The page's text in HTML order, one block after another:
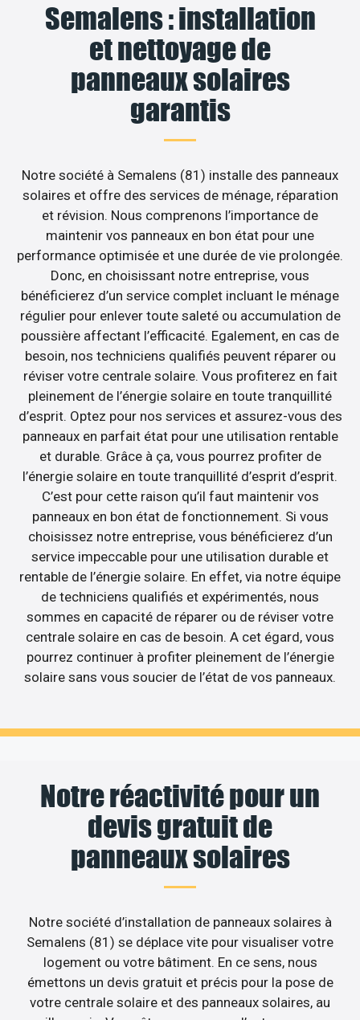
Semalens : installation
et nettoyage de
panneaux solaires
garantis
Notre société à Semalens (81) installe des panneaux
solaires et offre des services de ménage, réparation
et révision. Nous comprenons l’importance de
maintenir vos panneaux en bon état pour une
performance optimisée et une durée de vie prolongée.
Donc, en choisissant notre entreprise, vous
bénéficierez d’un service complet incluant le ménage
régulier pour enlever toute saleté ou accumulation de
poussière affectant l’efficacité. Egalement, en cas de
besoin, nos techniciens qualifiés peuvent réparer ou
réviser votre centrale solaire. Vous profiterez en fait
pleinement de l’énergie solaire en toute tranquillité
d’esprit. Optez pour nos services et assurez-vous des
panneaux en parfait état pour une utilisation rentable
et durable. Grâce à ça, vous pourrez profiter de
l’énergie solaire en toute tranquillité d’esprit d’esprit.
C’est pour cette raison qu’il faut maintenir vos
panneaux en bon état de fonctionnement. Si vous
choisissez notre entreprise, vous bénéficierez d’un
service impeccable pour une utilisation durable et
rentable de l’énergie solaire. En effet, via notre équipe
de techniciens qualifiés et expérimentés, nous
sommes en capacité de réparer ou de réviser votre
centrale solaire en cas de besoin. A cet égard, vous
pourrez continuer à profiter pleinement de l’énergie
solaire sans vous soucier de l’état de vos panneaux.
Notre réactivité pour un
devis gratuit de
panneaux solaires
Notre société d’installation de panneaux solaires à
Semalens (81) se déplace vite pour visualiser votre
logement ou votre bâtiment. En ce sens, nous
émettons un devis gratuit et précis pour la pose de
votre centrale solaire et des panneaux solaires, au